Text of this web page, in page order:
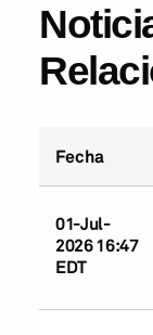
Fecha
01-Jul-
2026 16:47
EDT